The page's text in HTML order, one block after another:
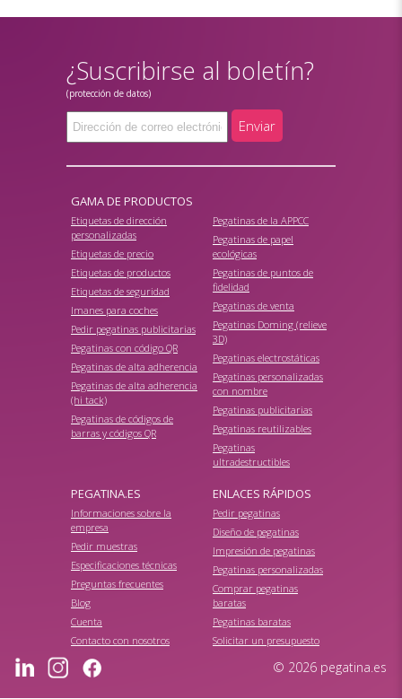
¿Suscribirse al boletín?
(protección de datos)
Enviar
GAMA DE PRODUCTOS
Etiquetas de dirección
personalizadas
Etiquetas de precio
Etiquetas de productos
Etiquetas de seguridad
Imanes para coches
Pedir pegatinas publicitarias
Pegatinas con código QR
Pegatinas de alta adherencia
Pegatinas de alta adherencia
(hi tack)
Pegatinas de códigos de
barras y códigos QR
Pegatinas de la APPCC
Pegatinas de papel
ecológicas
Pegatinas de puntos de
fidelidad
Pegatinas de venta
Pegatinas Doming (relieve
3D)
Pegatinas electrostáticas
Pegatinas personalizadas
con nombre
Pegatinas publicitarias
Pegatinas reutilizables
Pegatinas
ultradestructibles
PEGATINA.ES
Informaciones sobre la
empresa
Pedir muestras
Especificaciones técnicas
Preguntas frecuentes
Blog
Cuenta
Contacto con nosotros
ENLACES RÁPIDOS
Pedir pegatinas
Diseño de pegatinas
Impresión de pegatinas
Pegatinas personalizadas
Comprar pegatinas
baratas
Pegatinas baratas
Solicitar un presupuesto
© 2026 pegatina.es